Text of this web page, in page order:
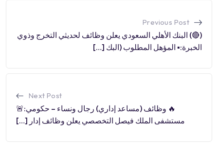
Previous Post
(🔴) البنك الأهلي السعودي يعلن وظائف لحديثي التخرج وذوي
الخبرة:▪️ المؤهل المطلوب (البك […]
Next Post
🔥 وظائف (مساعد إداري) رجال ونساء – حكومي:🚨
مستشفى الملك فيصل التخصصي يعلن وظائف إدار […]